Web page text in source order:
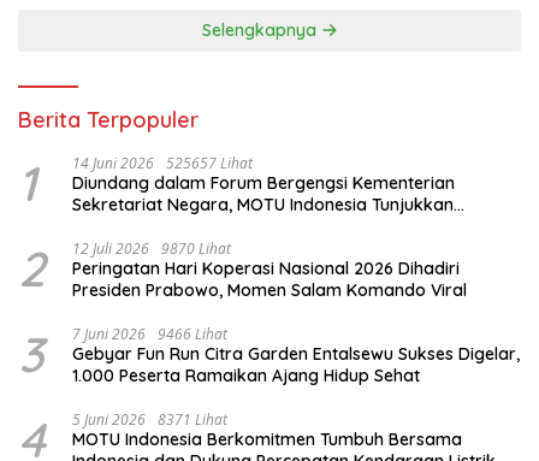
Selengkapnya
Berita Terpopuler
1 14 Juni 2026 525657 Lihat
Diundang dalam Forum Bergengsi Kementerian
Sekretariat Negara, MOTU Indonesia Tunjukkan
2 12 Juli 2026 9870 Lihat
Peringatan Hari Koperasi Nasional 2026 Dihadiri
Presiden Prabowo, Momen Salam Komando Viral
3 7 Juni 2026 9466 Lihat
Gebyar Fun Run Citra Garden Entalsewu Sukses Digelar,
1.000 Peserta Ramaikan Ajang Hidup Sehat
4 5 Juni 2026 8371 Lihat
MOTU Indonesia Berkomitmen Tumbuh Bersama